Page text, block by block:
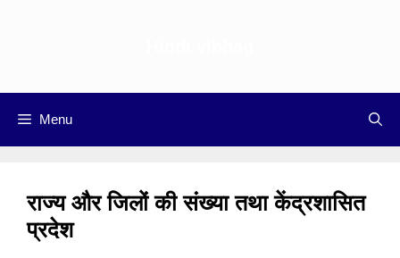
Menu
राज्य और जिलों की संख्या तथा केंद्रशासित
प्रदेश